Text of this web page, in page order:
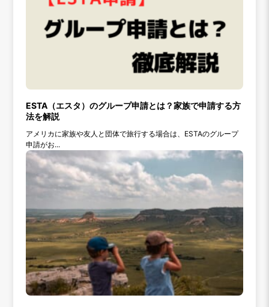
ESTA（エスタ）のグループ申請とは？家族で申請する方
法を解説
アメリカに家族や友人と団体で旅行する場合は、ESTAのグループ
申請がお...